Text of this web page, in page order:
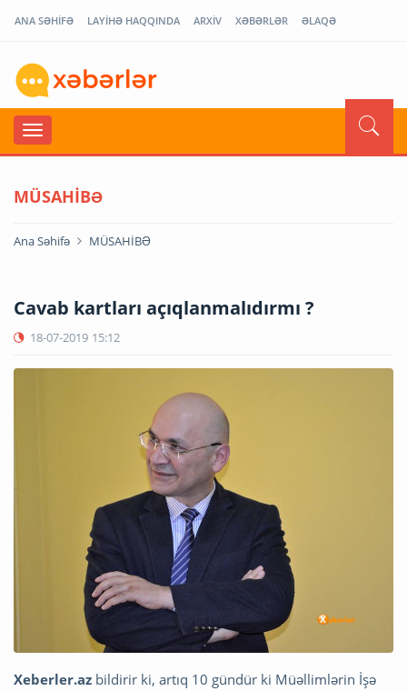
ANA SƏHİFƏ LAYİHƏ HAQQINDA ARXİV XƏBƏRLƏR ƏLAQƏ
MÜSAHİBƏ
Ana Səhifə MÜSAHİBƏ
Cavab kartları açıqlanmalıdırmı ?
18-07-2019 15:12
Xeberler.az bildirir ki, artıq 10 gündür ki Müəllimlərin İşə